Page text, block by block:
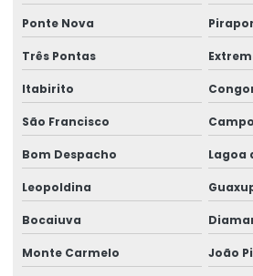
Peças para ponte rolante
Peças para ponte rolante swf
Peças para pontes rolantes de
Peças de reposição para pontes
Peças de reposição para talhas
Peças sobressalentes multimarcas
Ponte Nova
Três Pontas
Itabirito
São Francisco
Bom Despacho Lagoa
Leopoldina
Bocaiuva
Monte Carmelo João